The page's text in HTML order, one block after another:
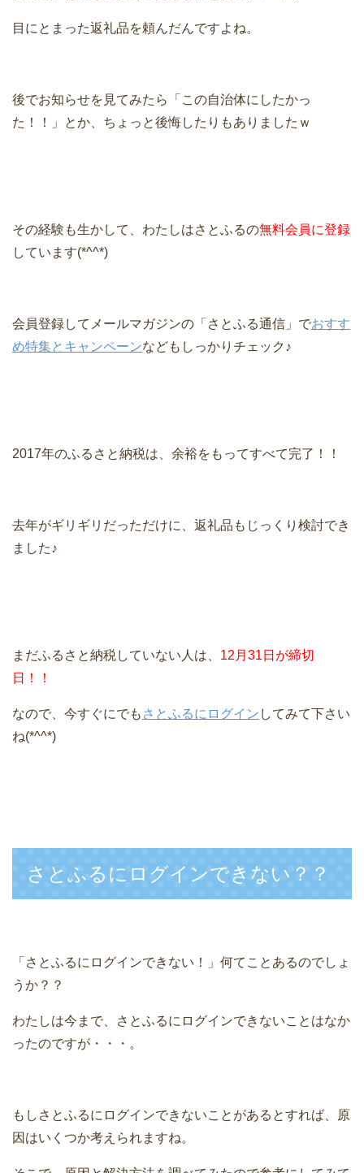
目にとまった返礼品を頼んだんですよね。
後でお知らせを見てみたら「この自治体にしたかっ
た！！」とか、ちょっと後悔したりもありましたｗ
その経験も生かして、わたしはさとふるの無料会員に登録
しています(*^^*)
会員登録してメールマガジンの「さとふる通信」でおすす
め特集とキャンペーンなどもしっかりチェック♪
2017年のふるさと納税は、余裕をもってすべて完了！！
去年がギリギリだっただけに、返礼品もじっくり検討でき
ました♪
まだふるさと納税していない人は、 12月31日が締切
日！！
なので、今すぐにでも さとふるにログイン してみて下さい
ね(*^^*)
さとふるにログインできない？？
「さとふるにログインできない！」何てことあるのでしょ
うか？？
わたしは今まで、さとふるにログインできないことはなか
ったのですが・・・。
もしさとふるにログインできないことがあるとすれば、原
因はいくつか考えられますね。